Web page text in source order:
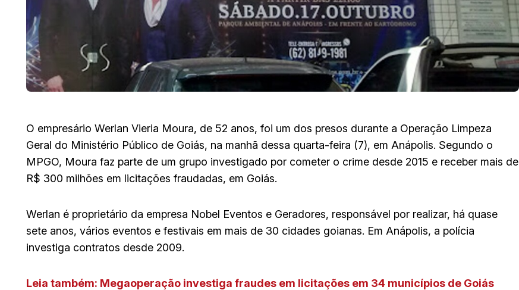
O empresário Werlan Vieria Moura, de 52 anos, foi um dos presos durante a Operação Limpeza
Geral do Ministério Público de Goiás, na manhã dessa quarta-feira (7), em Anápolis. Segundo o
MPGO, Moura faz parte de um grupo investigado por cometer o crime desde 2015 e receber mais de
R$ 300 milhões em licitações fraudadas, em Goiás.
Werlan é proprietário da empresa Nobel Eventos e Geradores, responsável por realizar, há quase
sete anos, vários eventos e festivais em mais de 30 cidades goianas. Em Anápolis, a polícia
investiga contratos desde 2009.
Leia também: Megaoperação investiga fraudes em licitações em 34 municípios de Goiás